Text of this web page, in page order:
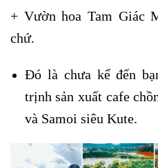
+ Vườn hoa Tam Giác
chứ.
Đó là chưa kể đến
trịnh sản xuất cafe
và Samoi siêu Kute.